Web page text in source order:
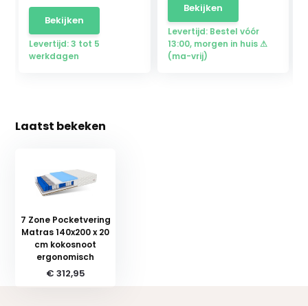
Bekijken
Levertijd: 3 tot 5
werkdagen
Bekijken
Levertijd: Bestel vóór
13:00, morgen in huis ⚠
(ma-vrij)
Laatst bekeken
7 Zone Pocketvering
Matras 140x200 x 20
cm kokosnoot
ergonomisch
€ 312,95